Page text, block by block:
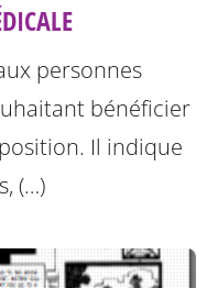
personnes
bénéficier
Il indique
(…)